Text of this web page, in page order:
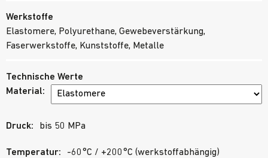
Werkstoffe
Elastomere, Polyurethane, Gewebeverstärkung,
Faserwerkstoffe, Kunststoffe, Metalle
Technische Werte
Material:
Druck: bis 50 MPa
Temperatur: -60°C / +200°C (werkstoffabhängig)